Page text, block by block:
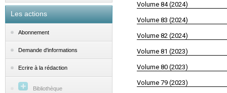
Les actions
Abonnement
Demande d'informations
Ecrire à la rédaction
Bibliothèque
Volume 84 (2024)
Volume 83 (2024)
Volume 82 (2024)
Volume 81 (2023)
Volume 80 (2023)
Volume 79 (2023)